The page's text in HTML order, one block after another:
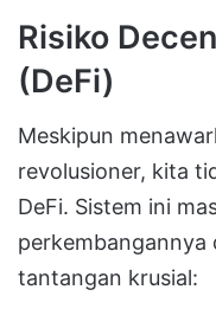
Risiko
(DeFi)
Meskipun
revolusioner, kita
DeFi. Sistem ini
perkembangannya
tantangan krusial: